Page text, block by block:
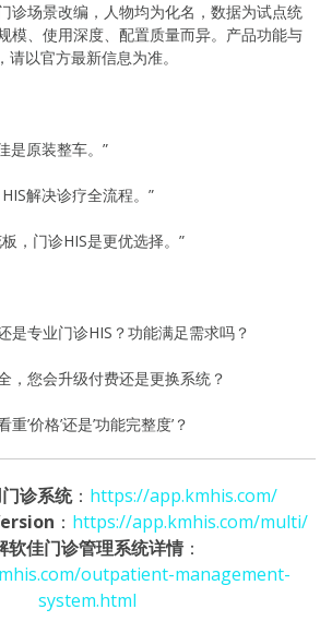
诊场景改编，人物均为化名，数据为试点统
模、使用深度、配置质量而异。产品功能与
以官方最新信息为准。
是原装整车。”
解决诊疗全流程。”
，门诊HIS是更优选择。”
是专业门诊HIS？功能满足需求吗？
，您会升级付费还是更换系统？
’价格’还是’功能完整度’？
诊系统： https://app.kmhis.com/
： https://app.kmhis.com/multi/
软佳门诊管理系统详情：
outpatient-management-
system.html